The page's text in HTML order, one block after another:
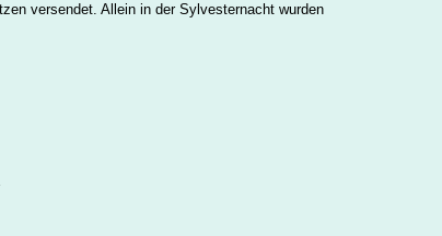
versendet. Allein in der Sylvesternacht wurden